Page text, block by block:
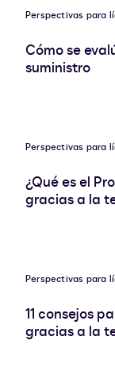
Perspectivas para
Cómo se
suministro
Perspectivas para
¿Qué es el
gracias a la
Perspectivas para
11 consejos
gracias a la